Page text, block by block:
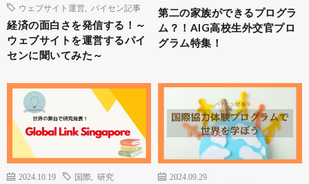
ウェブサイト運営
パイセン記事
経済の面白さを発信する！～
ウェブサイトを運営するパイ
センに聞いてみた～
第二の家族ができるプログラ
ム？！AIG高校生外交官プロ
グラム特集！
2024.10.19 国際 研究
2024.09.29